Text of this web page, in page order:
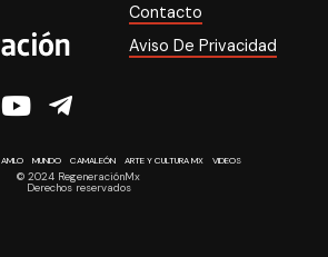
Contacto
Aviso De Privacidad
AMLO MUNDO CAMALEÓN ARTE Y CULTURA MX VIDEOS
© 2024 RegeneraciónMx
Derechos reservados